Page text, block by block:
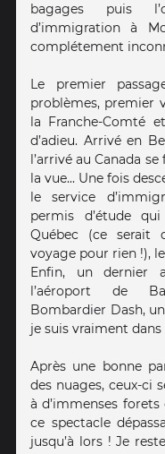
bagages puis
d’immigration à
complétement
Le premier
problèmes, premier
la Franche-Comté
d’adieu. Arrivé en
l’arrivé au Canada
la vue... Une fois
le service
permis d’étude
Québec (ce serait
voyage pour rien !),
Enfin, un dernier
l’aéroport de
Bombardier Dash,
je suis vraiment
Après une bonne
des nuages, ceux-ci
à d’immenses
ce spectacle
jusqu’à lors ! Je